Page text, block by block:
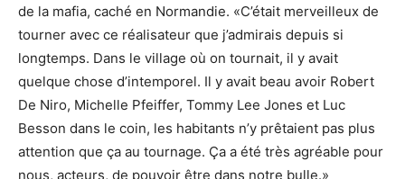
de la mafia, caché en Normandie. «C’était merveilleux de
tourner avec ce réalisateur que j’admirais depuis si
longtemps. Dans le village où on tournait, il y avait
quelque chose d’intemporel. Il y avait beau avoir Robert
De Niro, Michelle Pfeiffer, Tommy Lee Jones et Luc
Besson dans le coin, les habitants n’y prêtaient pas plus
attention que ça au tournage. Ça a été très agréable pour
nous, acteurs, de pouvoir être dans notre bulle.»